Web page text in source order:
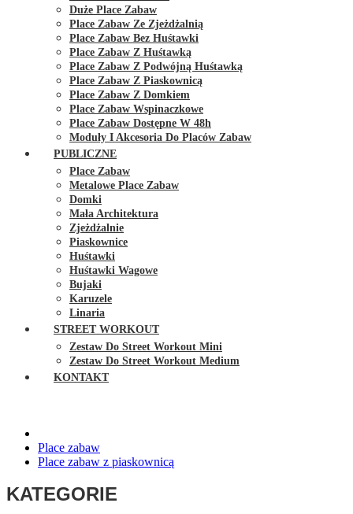
Duże Place Zabaw
Place Zabaw Ze Zjeżdżalnią
Place Zabaw Bez Huśtawki
Place Zabaw Z Huśtawką
Place Zabaw Z Podwójną Huśtawką
Place Zabaw Z Piaskownicą
Place Zabaw Z Domkiem
Place Zabaw Wspinaczkowe
Place Zabaw Dostępne W 48h
Moduły I Akcesoria Do Placów Zabaw
PUBLICZNE
Place Zabaw
Metalowe Place Zabaw
Domki
Mała Architektura
Zjeżdżalnie
Piaskownice
Huśtawki
Huśtawki Wagowe
Bujaki
Karuzele
Linaria
STREET WORKOUT
Zestaw Do Street Workout Mini
Zestaw Do Street Workout Medium
KONTAKT
Place zabaw
Place zabaw z piaskownicą
KATEGORIE